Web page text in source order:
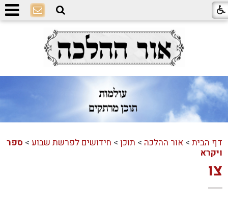
דף הבית >אור ההלכה > תוכן > חידושים לפרשת שבוע > ספר
ויקרא
צו